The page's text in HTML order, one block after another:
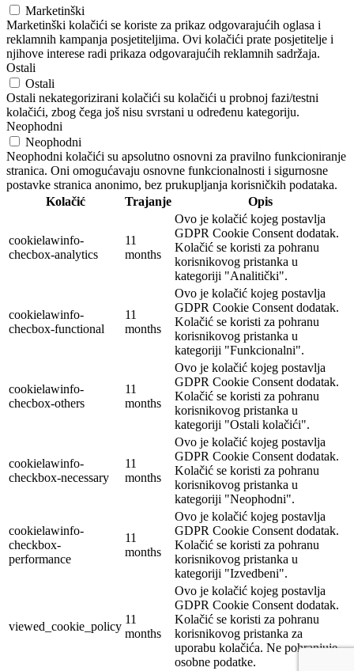
Marketinški
Marketinški kolačići se koriste za prikaz odgovarajućih oglasa i
reklamnih kampanja posjetiteljima. Ovi kolačići prate posjetitelje i
njihove interese radi prikaza odgovarajućih reklamnih sadržaja.
Ostali
Ostali
Ostali nekategorizirani kolačići su kolačići u probnoj fazi/testni
kolačići, zbog čega još nisu svrstani u određenu kategoriju.
Neophodni
Neophodni
Neophodni kolačići su apsolutno osnovni za pravilno funkcioniranje
stranica. Oni omogućavaju osnovne funkcionalnosti i sigurnosne
postavke stranica anonimo, bez prukupljanja korisničkih podataka.
Kolačić
Trajanje Opis
cookielawinfo-
checbox-analytics
11
months
Ovo je kolačić kojeg postavlja
GDPR Cookie Consent dodatak.
Kolačić se koristi za pohranu
korisnikovog pristanka u
kategoriji "Analitički".
cookielawinfo-
checbox-functional
11
months
Ovo je kolačić kojeg postavlja
GDPR Cookie Consent dodatak.
Kolačić se koristi za pohranu
korisnikovog pristanka u
kategoriji "Funkcionalni".
cookielawinfo-
checbox-others
11
months
Ovo je kolačić kojeg postavlja
GDPR Cookie Consent dodatak.
Kolačić se koristi za pohranu
korisnikovog pristanka u
kategoriji "Ostali kolačići".
cookielawinfo-
checkbox-necessary
11
months
Ovo je kolačić kojeg postavlja
GDPR Cookie Consent dodatak.
Kolačić se koristi za pohranu
korisnikovog pristanka u
kategoriji "Neophodni".
cookielawinfo-
checkbox-
performance
11
months
Ovo je kolačić kojeg postavlja
GDPR Cookie Consent dodatak.
Kolačić se koristi za pohranu
korisnikovog pristanka u
kategoriji "Izvedbeni".
viewed_cookie_policy
11
months
Ovo je kolačić kojeg postavlja
GDPR Cookie Consent dodatak.
Kolačić se koristi za pohranu
korisnikovog pristanka za
uporabu kolačića. Ne pohranjuje
osobne podatke.